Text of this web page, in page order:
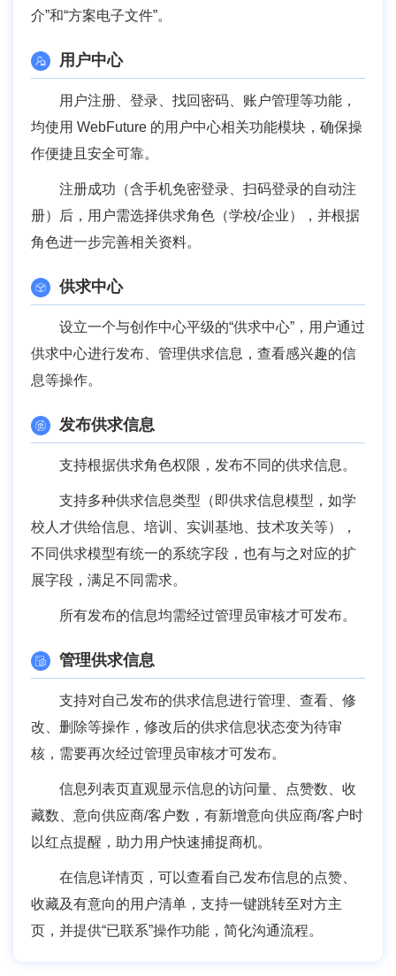
介”和“方案电子文件”。
用户中心
用户注册、登录、找回密码、账户管理等功能，
均使用 WebFuture 的用户中心相关功能模块，确保操
作便捷且安全可靠。
注册成功（含手机免密登录、扫码登录的自动注
册）后，用户需选择供求角色（学校/企业），并根据
角色进一步完善相关资料。
供求中心
设立一个与创作中心平级的“供求中心”，用户通过
供求中心进行发布、管理供求信息，查看感兴趣的信
息等操作。
发布供求信息
支持根据供求角色权限，发布不同的供求信息。
支持多种供求信息类型（即供求信息模型，如学
校人才供给信息、培训、实训基地、技术攻关等），
不同供求模型有统一的系统字段，也有与之对应的扩
展字段，满足不同需求。
所有发布的信息均需经过管理员审核才可发布。
管理供求信息
支持对自己发布的供求信息进行管理、查看、修
改、删除等操作，修改后的供求信息状态变为待审
核，需要再次经过管理员审核才可发布。
信息列表页直观显示信息的访问量、点赞数、收
藏数、意向供应商/客户数，有新增意向供应商/客户时
以红点提醒，助力用户快速捕捉商机。
在信息详情页，可以查看自己发布信息的点赞、
收藏及有意向的用户清单，支持一键跳转至对方主
页，并提供“已联系”操作功能，简化沟通流程。